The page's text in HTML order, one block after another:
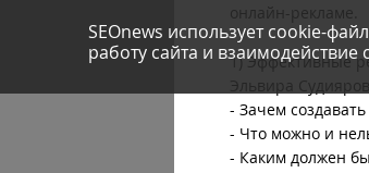
онлайн-рекламе.
1) Эффективные
Эльвира
- Зачем
- Что можно и
- Каким должен
SEOnews использует cookie-
работу сайта и